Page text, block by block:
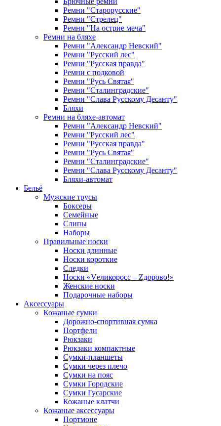
Ремни "Старорусские"
Ремни "Стрелец"
Ремни "На острие меча"
Ремни на бляхе
Ремни "Александр Невский"
Ремни "Русский лес"
Ремни "Русская правда"
Ремни с подковой
Ремни "Русь Святая"
Ремни "Сталинградские"
Ремни "Слава Русскому Десанту"
Бляхи
Ремни на бляхе-автомат
Ремни "Александр Невский"
Ремни "Русский лес"
Ремни "Русская правда"
Ремни "Русь Святая"
Ремни "Сталинградские"
Ремни "Слава Русскому Десанту"
Бляхи-автомат
Бельё
Мужские трусы
Боксеры
Семейные
Слипы
Наборы
Правильные носки
Носки длинные
Носки короткие
Следки
Носки «Vеликоросс – Zдорово!»
Женские носки
Подарочные наборы
Аксессуары
Кожаные сумки
Дорожно-спортивная сумка
Портфели
Рюкзаки
Рюкзаки компактные
Сумки-планшеты
Сумки через плечо
Сумки на пояс
Сумки Городские
Сумки Гусарские
Кожаные клатчи
Кожаные аксессуары
Портмоне